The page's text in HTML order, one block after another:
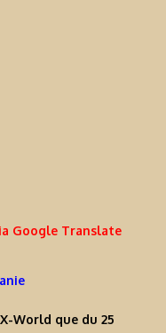
Google Translate
World que du 25